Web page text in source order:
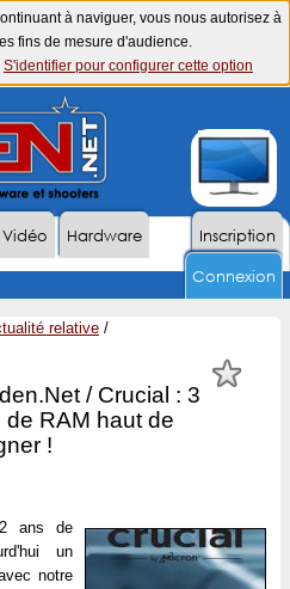
à naviguer, vous nous autorisez à
fins de mesure d'audience.
S'identifier pour configurer cette option
Inscription
Vidéo
Hardware
Connexion
relative /
/ Crucial : 3
de RAM haut de
!
ans de
un
notre